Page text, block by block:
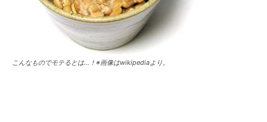
こんなものでモテるとは…！※画像はwikipediaより。